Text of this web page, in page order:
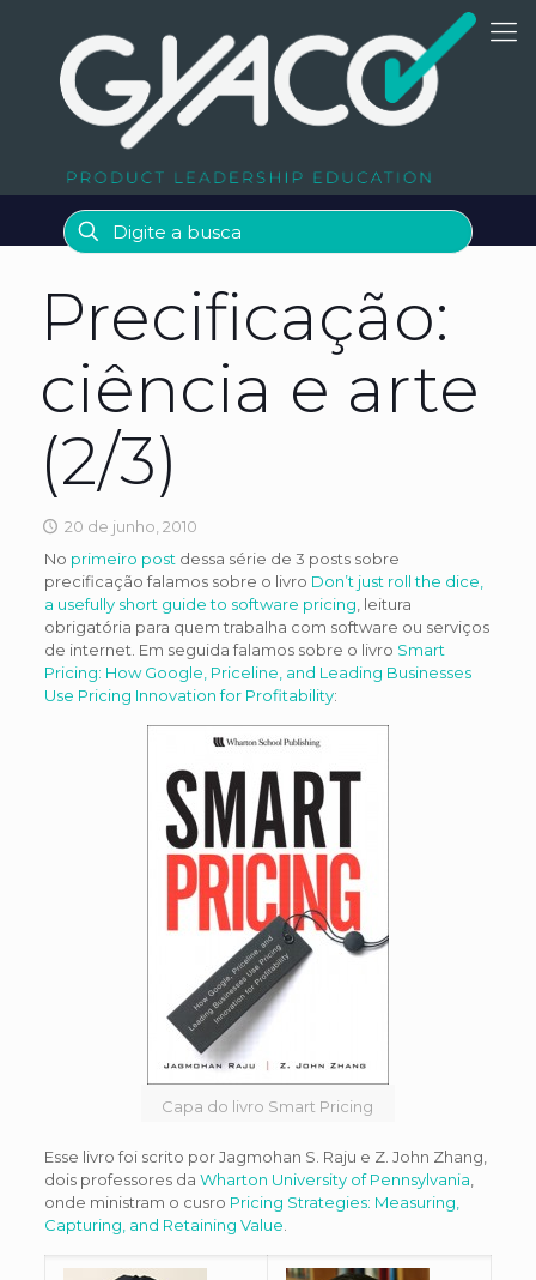
Precificação:
ciência e arte
(2/3)
20 de junho, 2010
No primeiro post dessa série de 3 posts sobre
precificação falamos sobre o livro Don’t just roll the dice,
a usefully short guide to software pricing , leitura
obrigatória para quem trabalha com software ou serviços
de internet. Em seguida falamos sobre o livro Smart
Pricing: How Google, Priceline, and Leading Businesses
Use Pricing Innovation for Profitability:
Capa do livro Smart Pricing
Esse livro foi scrito por Jagmohan S. Raju e Z. John Zhang,
dois professores da Wharton University of Pennsylvania
onde ministram o cusro Pricing Strategies: Measuring,
Capturing, and Retaining Value